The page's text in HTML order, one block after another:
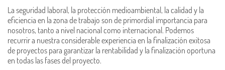
La seguridad laboral, la protección medioambiental, la calidad y la
eficiencia en la zona de trabajo son de primordial importancia para
nosotros, tanto a nivel nacional como internacional. Podemos
recurrir a nuestra considerable experiencia en la finalización exitosa
de proyectos para garantizar la rentabilidad y la finalización oportuna
en todas las fases del proyecto.